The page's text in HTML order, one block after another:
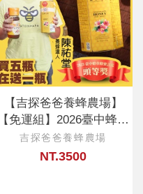
【吉探爸爸養蜂農場】
【免運組】2026臺中蜂華
頭等獎-陳祐堂
吉探爸爸養蜂農場
NT.3500